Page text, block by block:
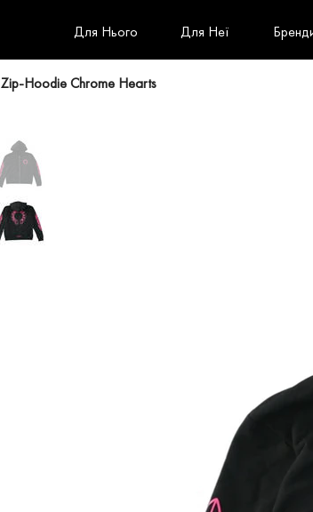
Для Нього Для Неї
Zip-Hoodie Chrome Hearts